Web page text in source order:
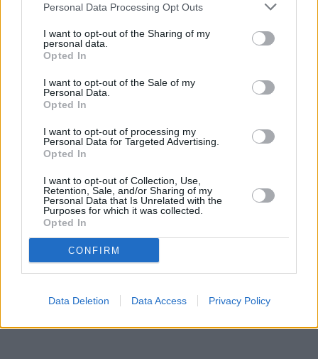
Personal Data Processing Opt Outs
I want to opt-out of the Sharing of my
personal data.
Opted In
I want to opt-out of the Sale of my
Personal Data.
Opted In
I want to opt-out of processing my
Personal Data for Targeted Advertising.
Opted In
I want to opt-out of Collection, Use,
Retention, Sale, and/or Sharing of my
Personal Data that Is Unrelated with the
Purposes for which it was collected.
Opted In
CONFIRM
Data Deletion Data Access Privacy Policy
Prima sport - co nabídne v prvním
Parabola.cz
- web o satelitní, terestrické a kabelové televizi, ©
O webu parabola.cz •O souborech cookies•
Kontakt
Dovolená u moře•Bazény